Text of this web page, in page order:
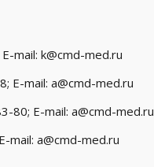
mail: k@cmd-med.ru
E-mail: a@cmd-med.ru
80; E-mail: a@cmd-med.ru
a@cmd-med.ru